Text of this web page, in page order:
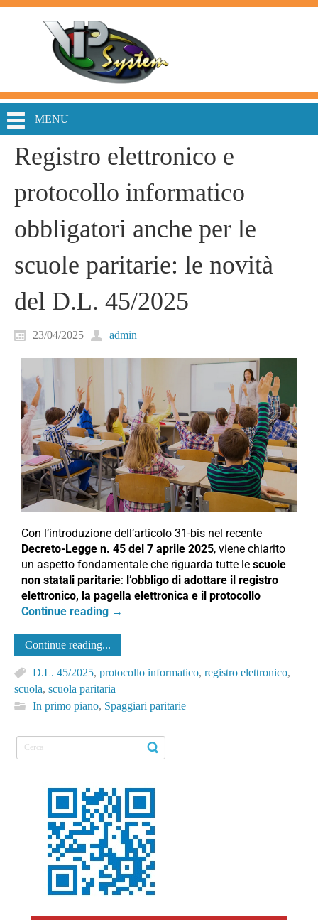
MENU
Registro elettronico e
protocollo informatico
obbligatori anche per le
scuole paritarie: le novità
del D.L. 45/2025
23/04/2025 admin
Con l’introduzione dell’articolo 31-bis nel recente
Decreto-Legge n. 45 del 7 aprile 2025, viene chiarito
un aspetto fondamentale che riguarda tutte le scuole
non statali paritarie: l’obbligo di adottare il registro
elettronico, la pagella elettronica e il protocollo
Continue reading →
Continue reading...
D.L. 45/2025, protocollo informatico, registro elettronico,
scuola, scuola paritaria
In primo piano, Spaggiari paritarie